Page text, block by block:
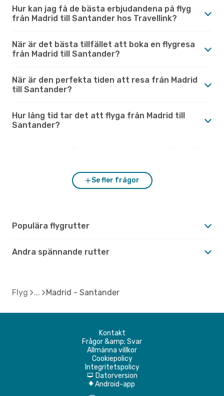
Hur kan jag få de bästa erbjudandena på flyg
från Madrid till Santander hos Travellink?
När är det bästa tillfället att boka en flygresa
från Madrid till Santander?
När är den perfekta tiden att resa från Madrid
till Santander?
Hur lång tid tar det att flyga från Madrid till
Santander?
Se fler frågor
Populära flygrutter
Andra spännande rutter
Flyg Madrid - Santander
Kontakt
Frågor &amp; Svar
Allmänna villkor
Cookiepolicy
Integritetspolicy
d Datorversion
A Android-app